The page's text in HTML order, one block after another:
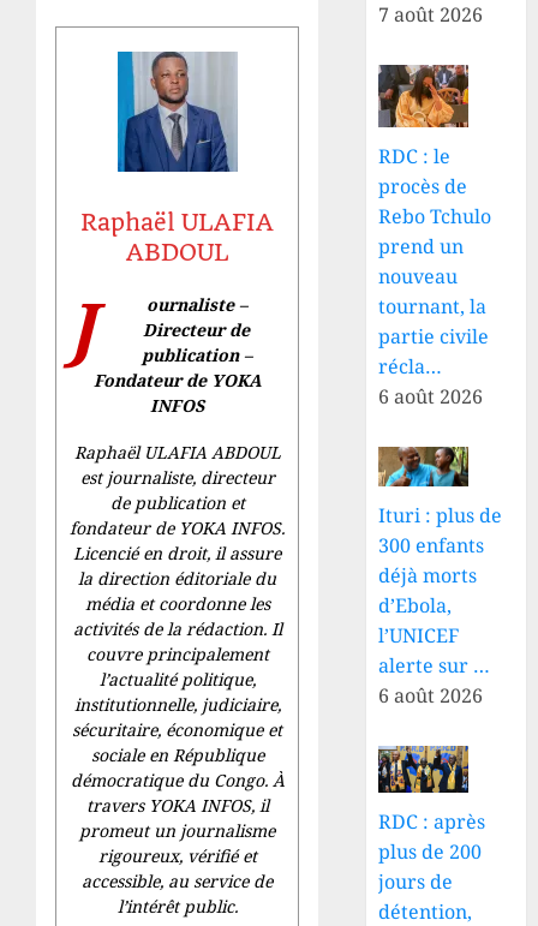
Raphaël ULAFIA
ABDOUL
J
ournaliste –
Directeur de
publication –
Fondateur de YOKA
INFOS
Raphaël ULAFIA ABDOUL
est journaliste, directeur
de publication et
fondateur de YOKA INFOS.
Licencié en droit, il assure
la direction éditoriale du
média et coordonne les
activités de la rédaction. Il
couvre principalement
l’actualité politique,
institutionnelle, judiciaire,
sécuritaire, économique et
sociale en République
démocratique du Congo. À
travers YOKA INFOS, il
promeut un journalisme
rigoureux, vérifié et
accessible, au service de
l’intérêt public.
7 août 2026
RDC : le
procès de
Rebo Tchulo
prend un
nouveau
tournant, la
partie civile
récla…
6 août 2026
Ituri : plus de
300 enfants
déjà morts
d’Ebola,
l’UNICEF
alerte sur …
6 août 2026
RDC : après
plus de 200
jours de
détention,